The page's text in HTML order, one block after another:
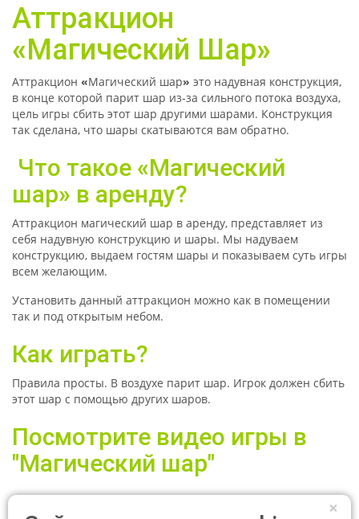
Аттракцион
«Магический Шар»
Аттракцион «Магический шар» это надувная конструкция,
в конце которой парит шар из-за сильного потока воздуха,
цель игры сбить этот шар другими шарами. Конструкция
так сделана, что шары скатываются вам обратно.
Что такое «Магический
шар» в аренду?
Аттракцион магический шар в аренду, представляет из
себя надувную конструкцию и шары. Мы надуваем
конструкцию, выдаем гостям шары и показываем суть игры
всем желающим.
Установить данный аттракцион можно как в помещении
так и под открытым небом.
Как играть?
Правила просты. В воздухе парит шар. Игрок должен сбить
этот шар с помощью других шаров.
Посмотрите видео игры в
"Магический шар"
×